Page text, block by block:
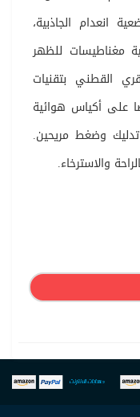
انعدام الجاذبية،
مغناطيسات للظهر
القطني بتقنيات
على أكياس هوائية
تدليك وضغط مريحين.
والاسترخاء.